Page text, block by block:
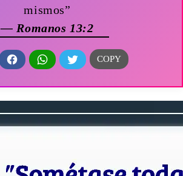
mismos”
— Romanos 13:2